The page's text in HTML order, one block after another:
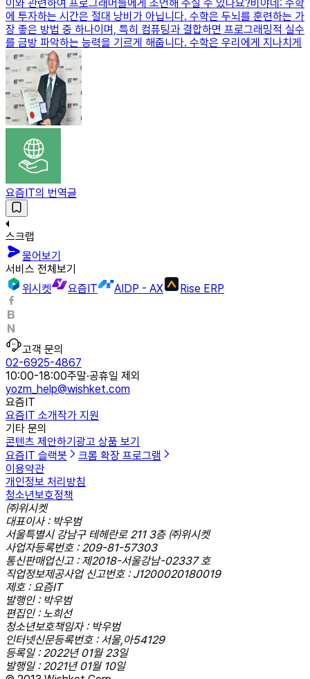
이와 관련하여 프로그래머들에게 조언해 주실 수 있나요?비야네: 수학
에 투자하는 시간은 절대 낭비가 아닙니다. 수학은 두뇌를 훈련하는 가
장 좋은 방법 중 하나이며, 특히 컴퓨팅과 결합하면 프로그래밍적 실수
를 금방 파악하는 능력을 기르게 해줍니다. 수학은 우리에게 지나치게
요즘IT의 번역글
스크랩
물어보기
서비스 전체보기
위시켓
요즘IT AIDP - AX Rise ERP
고객 문의
02-6925-4867
10:00-18:00주말·공휴일 제외
yozm_help@wishket.com
요즘IT
요즘IT 소개작가 지원
기타 문의
콘텐츠 제안하기 광고 상품 보기
요즘IT 슬랙봇
크롬 확장 프로그램
이용약관
개인정보 처리방침
청소년보호정책
㈜위시켓
대표이사 : 박우범
서울특별시 강남구 테헤란로 211 3층 ㈜위시켓
사업자등록번호 : 209-81-57303
통신판매업신고 : 제2018-서울강남-02337 호
직업정보제공사업 신고번호 : J1200020180019
제호 : 요즘IT
발행인 : 박우범
편집인 : 노희선
청소년보호책임자 : 박우범
인터넷신문등록번호 : 서울,아54129
등록일 : 2022년 01월 23일
발행일 : 2021년 01월 10일